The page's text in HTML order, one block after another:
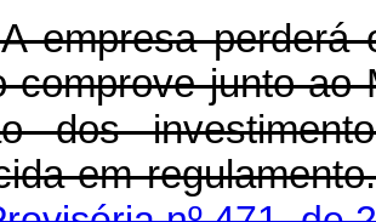
perderá
comprove junto ao
dos
em